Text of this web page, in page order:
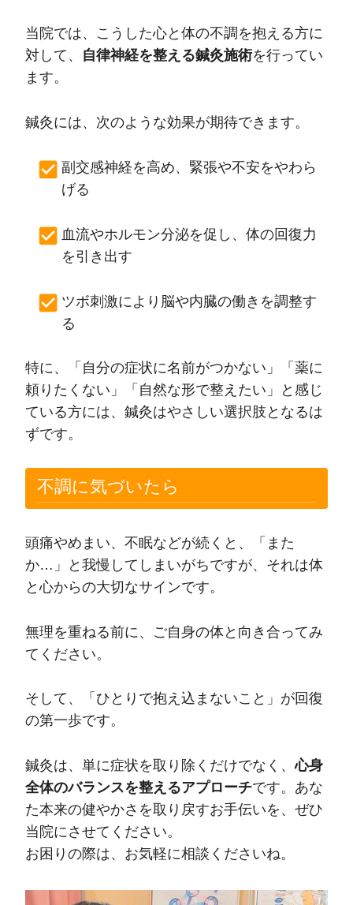
当院では、こうした心と体の不調を抱える方に
対して、 自律神経を整える鍼灸施術を行ってい
ます。
鍼灸には、次のような効果が期待できます。
副交感神経を高め、緊張や不安をやわら
げる
血流やホルモン分泌を促し、体の回復力
を引き出す
ツボ刺激により脳や内臓の働きを調整す
る
特に、「自分の症状に名前がつかない」「薬に
頼りたくない」「自然な形で整えたい」と感じ
ている方には、鍼灸はやさしい選択肢となるは
ずです。
不調に気づいたら
頭痛やめまい、不眠などが続くと、「また
か…」と我慢してしまいがちですが、それは体
と心からの大切なサインです。
無理を重ねる前に、ご自身の体と向き合ってみ
てください。
そして、「ひとりで抱え込まないこと」が回復
の第一歩です。
鍼灸は、単に症状を取り除くだけでなく、心身
全体のバランスを整えるアプローチです。あな
た本来の健やかさを取り戻すお手伝いを、ぜひ
当院にさせてください。
お困りの際は、お気軽に相談くださいね。